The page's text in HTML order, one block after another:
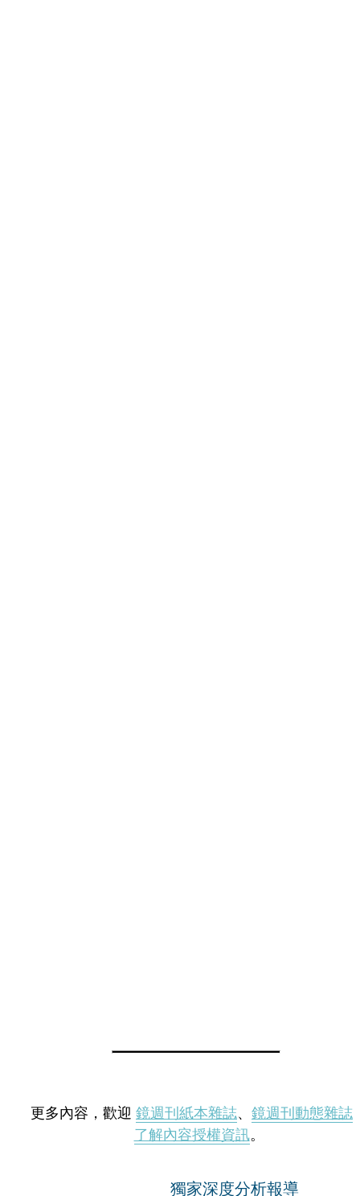
更多內容，歡迎 鏡週刊紙本雜誌、 鏡週刊動態雜誌
了解內容授權資訊。
獨家深度分析報導